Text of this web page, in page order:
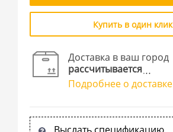
Купить в один клик
Доставка в ваш город
рассчитывается
Подробнее о доставке